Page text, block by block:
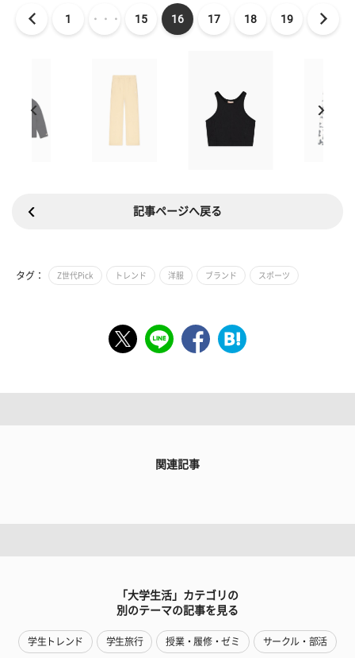
1 ・・・ 15 16 17 18 19
記事ページへ戻る
タグ： Z世代Pick トレンド 洋服 ブランド スポーツ
関連記事
「大学生活」カテゴリの
別のテーマの記事を見る
学生トレンド 学生旅行 授業・履修・ゼミ サークル・部活